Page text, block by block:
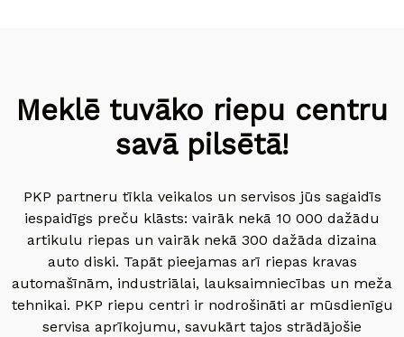
Meklē tuvāko riepu centru
savā pilsētā!
PKP partneru tīkla veikalos un servisos jūs sagaidīs
iespaidīgs preču klāsts: vairāk nekā 10 000 dažādu
artikulu riepas un vairāk nekā 300 dažāda dizaina
auto diski. Tapāt pieejamas arī riepas kravas
automašīnām, industriālai, lauksaimniecības un meža
tehnikai. PKP riepu centri ir nodrošināti ar mūsdienīgu
servisa aprīkojumu, savukārt tajos strādājošie